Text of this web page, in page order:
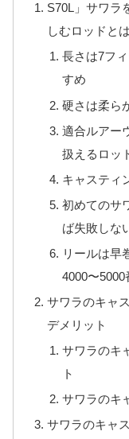
S70L」サワラ
しむロッドと
長さは7フ
すめ
硬さは柔ら
適合ルアー
扱えるロッ
キャスティ
初めてのサ
ば失敗しな
リールは早
4000〜5000
サワラのキャ
デメリット
サワラのキ
ト
サワラのキ
サワラのキャ